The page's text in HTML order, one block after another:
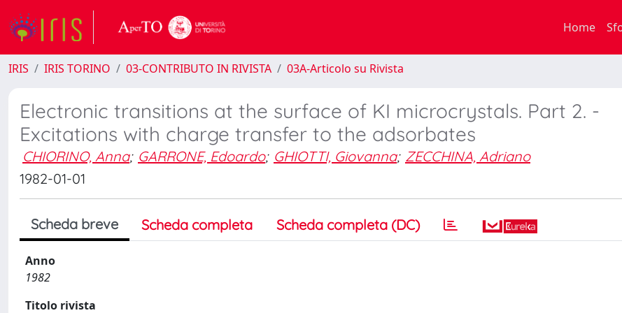
Home
IRIS IRIS TORINO 03-CONTRIBUTO IN RIVISTA 03A-Articolo su Rivista
Electronic transitions at the surface of KI microcrystals. Part 2. -
Excitations with charge transfer to the adsorbates
CHIORINO, Anna; GARRONE, Edoardo; GHIOTTI, Giovanna; ZECCHINA, Adriano
1982-01-01
Scheda breve Scheda completa Scheda completa (DC)
Anno
1982
Titolo rivista